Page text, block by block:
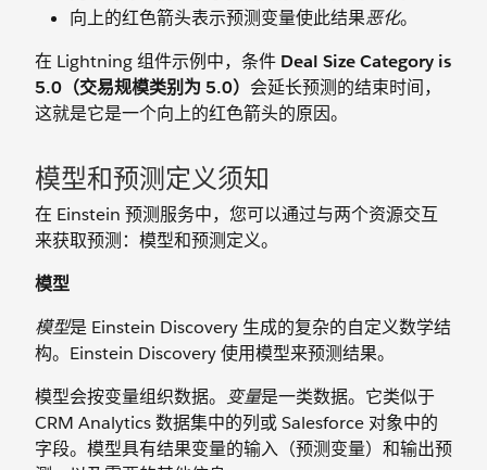
向上的红色箭头表示预测变量使此结果恶化。
在 Lightning 组件示例中，条件 Deal Size Category is
5.0（交易规模类别为 5.0） 会延长预测的结束时间，
这就是它是一个向上的红色箭头的原因。
模型和预测定义须知
在 Einstein 预测服务中，您可以通过与两个资源交互
来获取预测：模型和预测定义。
模型
模型是 Einstein Discovery 生成的复杂的自定义数学结
构。Einstein Discovery 使用模型来预测结果。
模型会按变量组织数据。
变量是一类数据。它类似于
CRM Analytics 数据集中的列或 Salesforce 对象中的
字段。模型具有结果变量的输入（预测变量）和输出预